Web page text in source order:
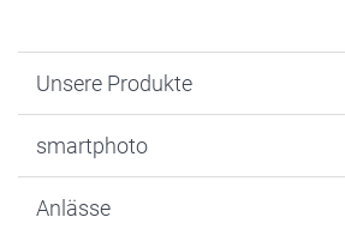
Unsere Produkte
Fotogeschenke
MyNameBook
smartphoto
Warum smartphoto
Anlässe